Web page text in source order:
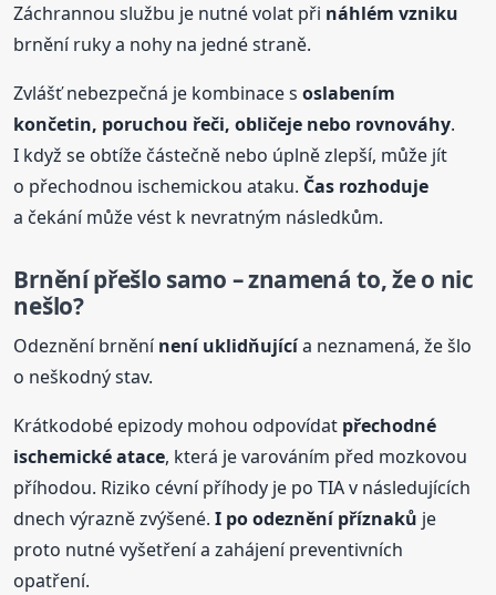
Záchrannou službu je nutné volat při náhlém vzniku
brnění ruky a nohy na jedné straně.
Zvlášť nebezpečná je kombinace soslabením
končetin, poruchou řeči, obličeje nebo rovnováhy.
I když se obtíže částečně nebo úplně zlepší, může jít
o přechodnou ischemickou ataku. Čas rozhoduje
a čekání může vést k nevratným následkům.
Brnění přešlo samo – znamená to, že o nic
nešlo?
Odeznění brněnínení uklidňujícía neznamená, že šlo
o neškodný stav.
Krátkodobé epizody mohou odpovídat přechodné
ischemické atace, která je varováním před mozkovou
příhodou. Riziko cévní příhody je po TIA v následujících
dnech výrazně zvýšené.I po odeznění příznaků je
proto nutné vyšetření a zahájení preventivních
opatření.